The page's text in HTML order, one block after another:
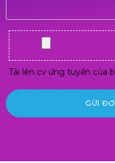
Tải lên cv ứng tuyển của